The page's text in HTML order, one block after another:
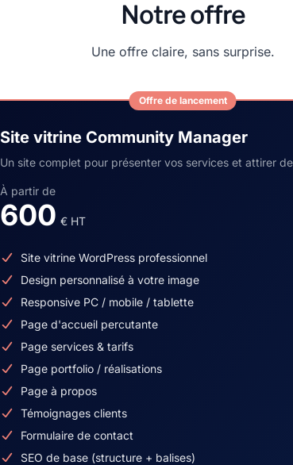
Notre offre
Une offre claire, sans surprise.
Offre de lancement
Site vitrine Community Manager
Un site complet pour présenter vos services et attirer
À partir de
600 € HT
Site vitrine WordPress professionnel
Design personnalisé à votre image
Responsive PC / mobile / tablette
Page d'accueil percutante
Page services & tarifs
Page portfolio / réalisations
Page à propos
Témoignages clients
Formulaire de contact
SEO de base (structure + balises)